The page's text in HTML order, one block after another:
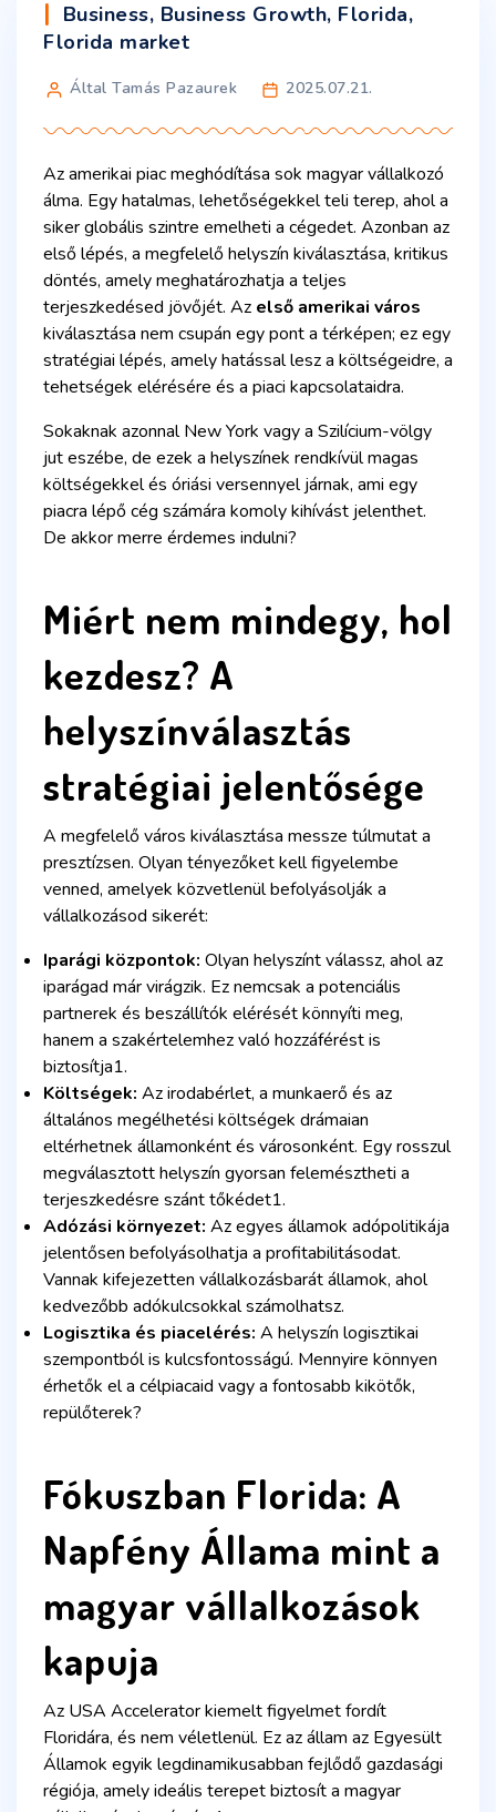
Business, Business Growth, Florida,
Florida market
Által Tamás Pazaurek 2025.07.21.
Az amerikai piac meghódítása sok magyar vállalkozó
álma. Egy hatalmas, lehetőségekkel teli terep, ahol a
siker globális szintre emelheti a cégedet. Azonban az
első lépés, a megfelelő helyszín kiválasztása, kritikus
döntés, amely meghatározhatja a teljes
terjeszkedésed jövőjét. Az első amerikai város
kiválasztása nem csupán egy pont a térképen; ez egy
stratégiai lépés, amely hatással lesz a költségeidre, a
tehetségek elérésére és a piaci kapcsolataidra.
Sokaknak azonnal New York vagy a Szilícium-völgy
jut eszébe, de ezek a helyszínek rendkívül magas
költségekkel és óriási versennyel járnak, ami egy
piacra lépő cég számára komoly kihívást jelenthet.
De akkor merre érdemes indulni?
Miért nem mindegy, hol
kezdesz? A
helyszínválasztás
stratégiai jelentősége
A megfelelő város kiválasztása messze túlmutat a
presztízsen. Olyan tényezőket kell figyelembe
venned, amelyek közvetlenül befolyásolják a
vállalkozásod sikerét:
Iparági központok: Olyan helyszínt válassz, ahol az
iparágad már virágzik. Ez nemcsak a potenciális
partnerek és beszállítók elérését könnyíti meg,
hanem a szakértelemhez való hozzáférést is
biztosítja1.
Költségek: Az irodabérlet, a munkaerő és az
általános megélhetési költségek drámaian
eltérhetnek államonként és városonként. Egy rosszul
megválasztott helyszín gyorsan felemésztheti a
terjeszkedésre szánt tőkédet1.
Adózási környezet: Az egyes államok adópolitikája
jelentősen befolyásolhatja a profitabilitásodat.
Vannak kifejezetten vállalkozásbarát államok, ahol
kedvezőbb adókulcsokkal számolhatsz.
Logisztika és piacelérés: A helyszín logisztikai
szempontból is kulcsfontosságú. Mennyire könnyen
érhetők el a célpiacaid vagy a fontosabb kikötők,
repülőterek?
Fókuszban Florida: A
Napfény Állama mint a
magyar vállalkozások
kapuja
Az USA Accelerator kiemelt figyelmet fordít
Floridára, és nem véletlenül. Ez az állam az Egyesült
Államok egyik legdinamikusabban fejlődő gazdasági
régiója, amely ideális terepet biztosít a magyar